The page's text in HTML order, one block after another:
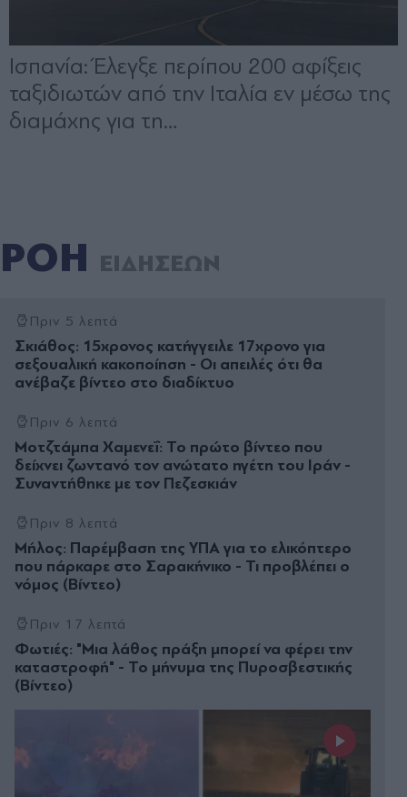
ΡΟΗ ΕΙΔΗΣΕΩΝ
Πριν 5 λεπτά
Σκιάθος: 15χρονος κατήγγειλε 17χρονο για
σεξουαλική κακοποίηση - Οι απειλές ότι θα
ανέβαζε βίντεο στο διαδίκτυο
Πριν 6 λεπτά
Μοτζτάμπα Χαμενεΐ: Το πρώτο βίντεο που
δείχνει ζωντανό τον ανώτατο ηγέτη του Ιράν -
Συναντήθηκε με τον Πεζεσκιάν
Πριν 8 λεπτά
Μήλος: Παρέμβαση της ΥΠΑ για το ελικόπτερο
που πάρκαρε στο Σαρακήνικο - Τι προβλέπει ο
νόμος (Βίντεο)
Πριν 17 λεπτά
Φωτιές: "Μια λάθος πράξη μπορεί να φέρει την
καταστροφή" - Το μήνυμα της Πυροσβεστικής
(Βίντεο)